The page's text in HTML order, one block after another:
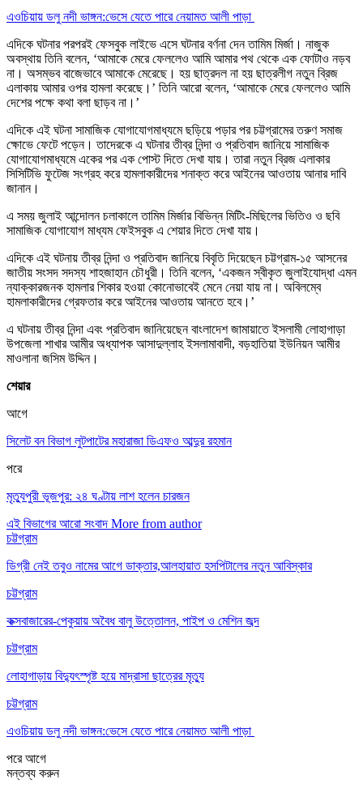
এওচিয়ায় ডলু নদী ভাঙ্গন:ভেসে যেতে পারে নেয়ামত আলী পাড়া
এদিকে ঘটনার পরপরই ফেসবুক লাইভে এসে ঘটনার বর্ণনা দেন তামিম মির্জা। নাজুক
অবস্থায় তিনি বলেন, ‘আমাকে মেরে ফেললেও আমি আমার পথ থেকে এক ফোটাও নড়ব
না। অসম্ভব বাজেভাবে আমাকে মেরেছে। হয় ছাত্রদল না হয় ছাত্রলীগ নতুন ব্রিজ
এলাকায় আমার ওপর হামলা করেছে।’ তিনি আরো বলেন, ‘আমাকে মেরে ফেললেও আমি
দেশের পক্ষে কথা বলা ছাড়ব না।’
এদিকে এই ঘটনা সামাজিক যোগাযোগমাধ্যমে ছড়িয়ে পড়ার পর চট্টগ্রামের তরুণ সমাজ
ক্ষোভে ফেটে পড়েন। তাদেরকে এ ঘটনার তীব্র নিন্দা ও প্রতিবাদ জানিয়ে সামাজিক
যোগাযোগমাধ্যমে একের পর এক পোস্ট দিতে দেখা যায়। তারা নতুন ব্রিজ এলাকার
সিসিটিভি ফুটেজ সংগ্রহ করে হামলাকারীদের শনাক্ত করে আইনের আওতায় আনার দাবি
জানান।
এ সময় জুলাই আন্দোলন চলাকালে তামিম মির্জার বিভিন্ন মিটিং-মিছিলের ভিতিও ও ছবি
সামাজিক যোগাযোগ মাধ্যম ফেইসবুক এ শেয়ার দিতে দেখা যায়।
এদিকে এই ঘটনায় তীব্র নিন্দা ও প্রতিবাদ জানিয়ে বিবৃতি দিয়েছেন চট্টগ্রাম-১৫ আসনের
জাতীয় সংসদ সদস্য শাহজাহান চৌধুরী। তিনি বলেন, ‘একজন স্বীকৃত জুলাইযোদ্ধা এমন
ন্যাক্কারজনক হামলার শিকার হওয়া কোনোভাবেই মেনে নেয়া যায় না। অবিলম্বে
হামলাকারীদের গ্রেফতার করে আইনের আওতায় আনতে হবে।’
এ ঘটনায় তীব্র নিন্দা এবং প্রতিবাদ জানিয়েছেন বাংলাদেশ জামায়াতে ইসলামী লোহাগাড়া
উপজেলা শাখার আমীর অধ্যাপক আসাদুল্লাহ ইসলামাবাদী, বড়হাতিয়া ইউনিয়ন আমীর
মাওলানা জসিম উদ্দিন।
শেয়ার
আগে
সিলেট বন বিভাগ লুটপাটের মহারাজা ডিএফও আব্দুর রহমান
পরে
মৃত্যুপুরী ভূজপুর: ২৪ ঘণ্টায় লাশ হলেন চারজন
এই বিভাগের আরো সংবাদ More from author
চট্টগ্রাম
ডিগ্রী নেই তবুও নামের আগে ডাক্তার,আলহায়াত হসপিটালের নতুন আবিস্কার
চট্টগ্রাম
কক্সবাজারের-পেকুয়ায় অবৈধ বালু উত্তোলন, পাইপ ও মেশিন জব্দ
চট্টগ্রাম
লোহাগাড়ায় বিদ্যুৎস্পৃষ্ট হয়ে মাদ্রাসা ছাত্রের মৃত্যু
চট্টগ্রাম
এওচিয়ায় ডলু নদী ভাঙ্গন:ভেসে যেতে পারে নেয়ামত আলী পাড়া
পরেআগে
মন্তব্য করুন